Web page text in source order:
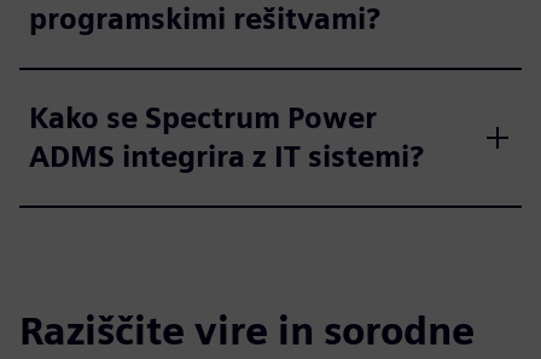
programskimi rešitvami?
Kako se Spectrum Power
ADMS integrira z IT sistemi?
Raziščite vire in sorodne